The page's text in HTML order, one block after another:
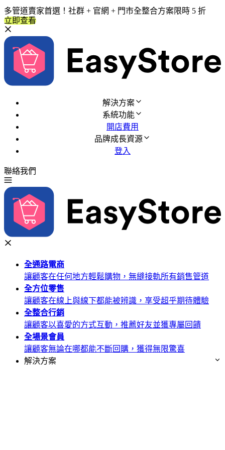
多管道賣家首選！社群 + 官網 + 門市全整合方案限時 5 折
立即查看
解決方案
系統功能
開店費用
品牌成長資源
登入
聯絡我們
全通路電商
讓顧客在任何地方輕鬆購物，無縫接軌所有銷售管道
全方位零售
讓顧客在線上與線下都能被辨識，享受超乎期待體驗
全整合行銷
讓顧客以喜愛的方式互動，推薦好友並獲專屬回饋
全場景會員
讓顧客無論在哪都能不斷回購，獲得無限驚喜
解決方案